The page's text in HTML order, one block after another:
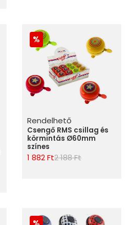
Rendelhető
Csengő RMS csillag és
körmintás Ø60mm
színes
1 882 Ft2 188 Ft